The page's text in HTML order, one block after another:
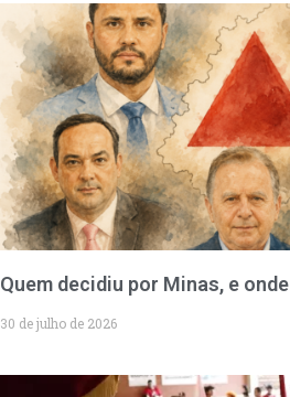
Quem decidiu por Minas, e onde
30 de julho de 2026